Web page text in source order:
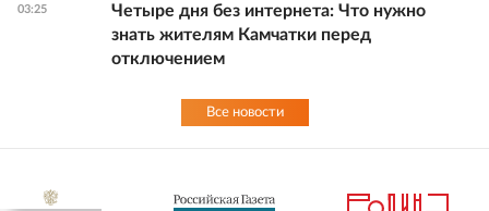
03:25
Четыре дня без интернета: Что нужно
знать жителям Камчатки перед
отключением
Все новости